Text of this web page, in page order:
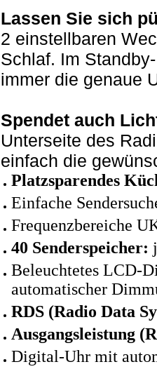
Lassen Sie sich
2 einstellbaren
Schlaf. Im
immer die genaue
Spendet auch
Unterseite des
einfach die
Platzsparendes
Einfache
Frequenzbereiche
40 Senderspeicher:
Beleuchtetes LCD-
automatischer
RDS (Radio Data
Ausgangsleistung
Digital-Uhr mit